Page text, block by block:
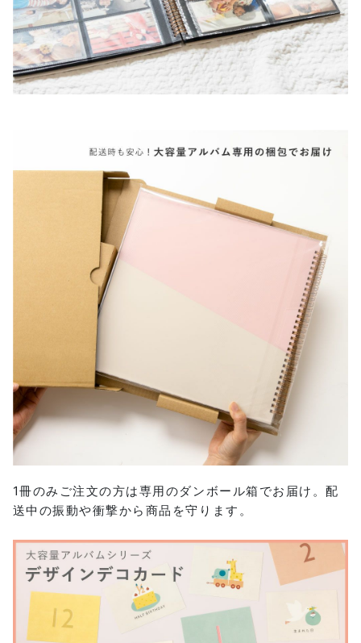
1冊のみご注文の方は専用のダンボール箱でお届け。配
送中の振動や衝撃から商品を守ります。